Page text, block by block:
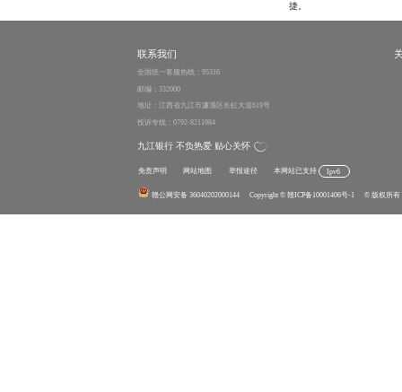
捷。
联系我们
全国统一客服热线：95316
邮编：332000
地址：江西省九江市濂溪区长虹大道619号
投诉专线：0792-8211984
九江银行 不负热爱 贴心关怀
免责声明 网站地图 举报途径 本网站已支持 Ipv6
赣公网安备 36040202000144 Copyright © 赣ICP备10001406号-1 © 版权所有